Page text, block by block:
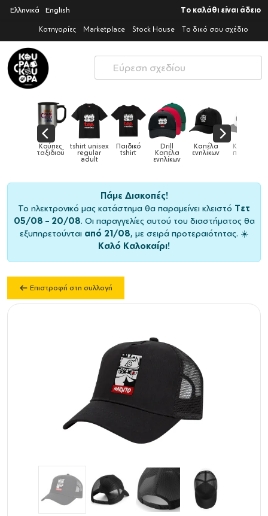
Ελληνικά English Το καλάθι είναι άδειο
Κατηγορίες Marketplace Stock House Το δικό σου σχέδιο
Drill
Καπέλα
Καπέλα
ενηλίκων
Καπέλα
παιδικά Κούπες Κούπες
ειδικές
Πάμε Διακοπές!
Το ηλεκτρονικό μας κατάστημα θα παραμείνει κλειστό Τετ
05/08 – 20/08. Οι παραγγελίες αυτού του διαστήματος θα
εξυπηρετούνται από 21/08, με σειρά προτεραιότητας. ☀️
Καλό Καλοκαίρι!
Επιστροφή στη συλλογή